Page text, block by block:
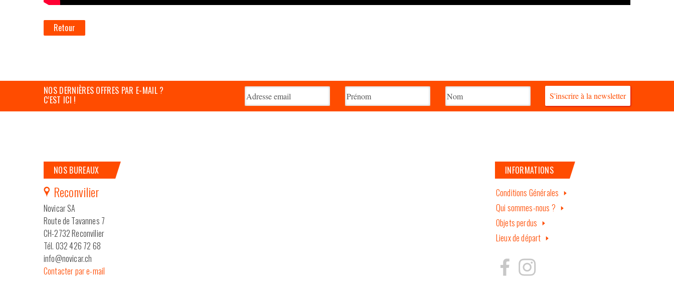
Retour
NOS DERNIÈRES OFFRES PAR E-MAIL ?
C’EST ICI ! S'inscrire à la newsletter
NOS BUREAUX
Reconvilier
Novicar SA
Route de Tavannes 7
CH-2732 Reconvilier
Tél. 032 426 72 68
info@novicar.ch
Contacter par e-mail
INFORMATIONS
Conditions Générales
Qui sommes-nous ?
Objets perdus
Lieux de départ